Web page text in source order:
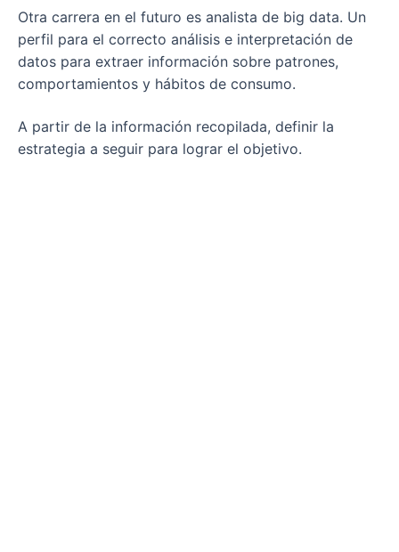
Otra carrera en el futuro es analista de big data. Un
perfil para el correcto análisis e interpretación de
datos para extraer información sobre patrones,
comportamientos y hábitos de consumo.
A partir de la información recopilada, definir la
estrategia a seguir para lograr el objetivo.